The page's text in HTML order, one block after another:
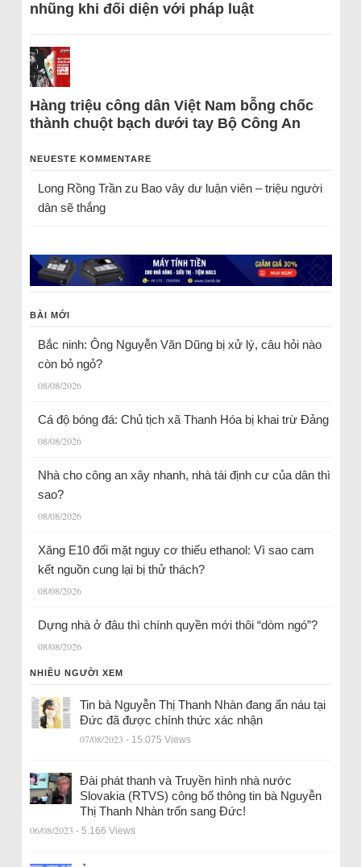
nhũng khi đối diện với pháp luật
Hàng triệu công dân Việt Nam bỗng chốc
thành chuột bạch dưới tay Bộ Công An
NEUESTE KOMMENTARE
Long Rồng Trầnzu Bao vây dư luận viên – triệu người
dân sẽ thắng
BÀI MỚI
Bắc ninh: Ông Nguyễn Văn Dũng bị xử lý, câu hỏi nào
còn bỏ ngỏ?
08/08/2026
Cá độ bóng đá: Chủ tịch xã Thanh Hóa bị khai trừ Đảng
08/08/2026
Nhà cho công an xây nhanh, nhà tái định cư của dân thì
sao?
08/08/2026
Xăng E10 đối mặt nguy cơ thiếu ethanol: Vì sao cam
kết nguồn cung lại bị thử thách?
08/08/2026
Dựng nhà ở đâu thì chính quyền mới thôi “dòm ngó”?
08/08/2026
NHIỀU NGƯỜI XEM
Tin bà Nguyễn Thị Thanh Nhàn đang ẩn náu tại
Đức đã được chính thức xác nhận
07/08/2023 - 15.075 Views
Đài phát thanh và Truyền hình nhà nước
Slovakia (RTVS) công bố thông tin bà Nguyễn
Thị Thanh Nhàn trốn sang Đức!
06/08/2023 - 5.166 Views